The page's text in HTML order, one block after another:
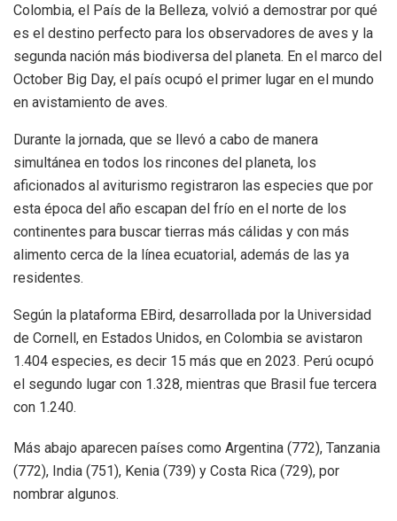
Colombia, el País de la Belleza, volvió a demostrar por qué
es el destino perfecto para los observadores de aves y la
segunda nación más biodiversa del planeta. En el marco del
October Big Day, el país ocupó el primer lugar en el mundo
en avistamiento de aves.
Durante la jornada, que se llevó a cabo de manera
simultánea en todos los rincones del planeta, los
aficionados al aviturismo registraron las especies que por
esta época del año escapan del frío en el norte de los
continentes para buscar tierras más cálidas y con más
alimento cerca de la línea ecuatorial, además de las ya
residentes.
Según la plataforma EBird, desarrollada por la Universidad
de Cornell, en Estados Unidos, en Colombia se avistaron
1.404 especies, es decir 15 más que en 2023. Perú ocupó
el segundo lugar con 1.328, mientras que Brasil fue tercera
con 1.240.
Más abajo aparecen países como Argentina (772), Tanzania
(772), India (751), Kenia (739) y Costa Rica (729), por
nombrar algunos.